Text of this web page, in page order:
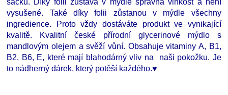
sáčku. Díky fólii zůstává v mýdle správná vlhkost a není
vysušené. Také díky folii zůstanou v mýdle všechny
ingredience. Proto vždy dostáváte produkt ve vynikající
kvalitě. Kvalitní české přírodní glycerinové mýdlo s
mandlovým olejem a svěží vůní. Obsahuje vitaminy A, B1,
B2, B6, E, které mají blahodárný vliv na naši pokožku. Je
to nádherný dárek, který potěší každého.♥